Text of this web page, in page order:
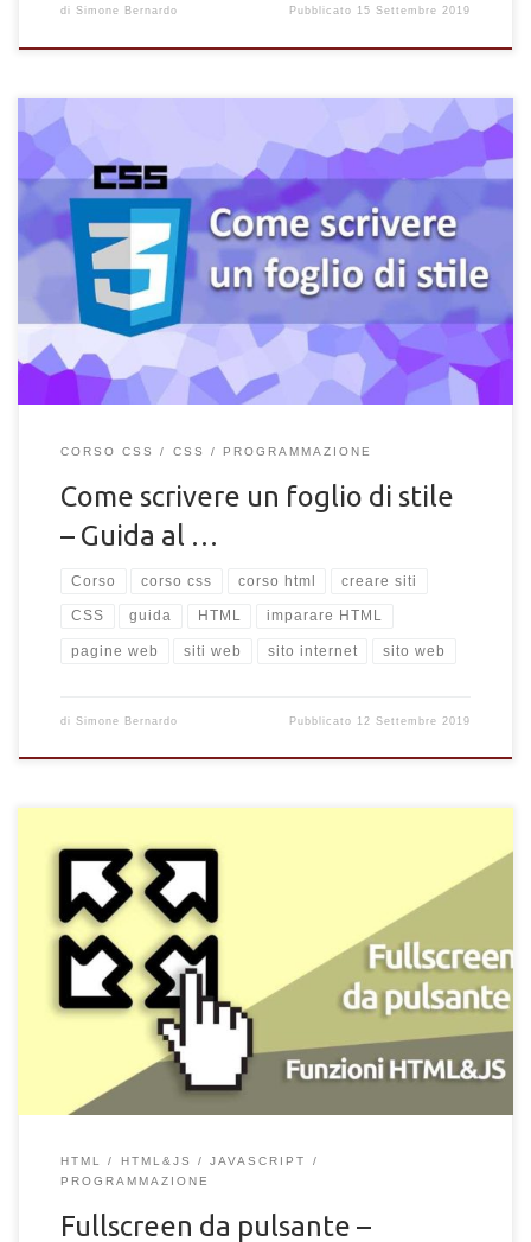
di Simone Bernardo Pubblicato 15 Settembre 2019
Come scrivere correttamente i codici in un documento CSS per
impostare lo stile del tuo sito e degli elementi HTML. Segui il
corso CSS e rendi i tuoi siti web splendidi.
CORSO CSS CSS PROGRAMMAZIONE
Come scrivere un foglio di stile
– Guida al …
Corso corso css corso html creare siti
CSS guida HTML imparare HTML
pagine web siti web sito internet sito web
di Simone Bernardo Pubblicato 12 Settembre 2019
Come visualizzare una pagina web in schermo intero cliccando
su un pulsante HTML. Visualizza fullscreen il tuo sito web con
una funzione JQuery applicata su tasto HTML.
HTML HTML&JS
JAVASCRIPT
PROGRAMMAZIONE
Fullscreen da pulsante –